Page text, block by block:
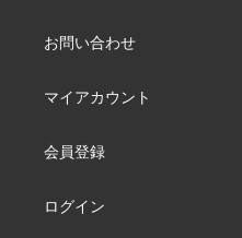
お問い合わせ
マイアカウント
会員登録
ログイン